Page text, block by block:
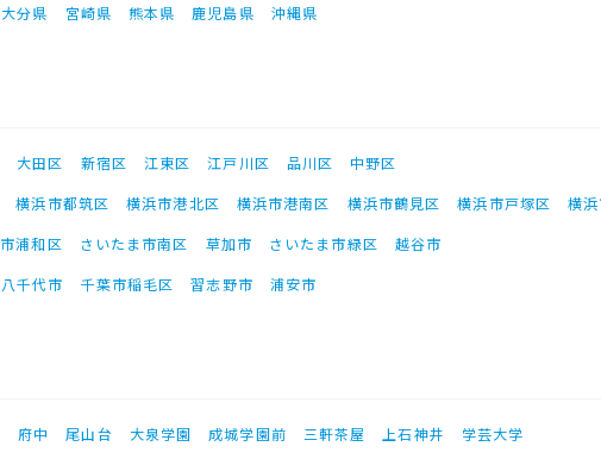
大分県 宮崎県 熊本県 鹿児島県 沖縄県
大田区 新宿区 江東区 江戸川区 品川区
中野区
横浜市都筑区 横浜市港北区 横浜市港南区 横浜市鶴見区 横浜市戸塚区
横
浦和区 さいたま市南区 草加市 さいたま市緑区
越谷市
八千代市 千葉市稲毛区 習志野市 浦安市
府中 尾山台 大泉学園 成城学園前 三軒茶屋 上石神井
学芸大学